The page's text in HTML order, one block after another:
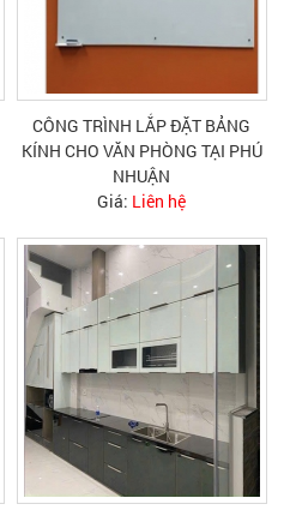
CÔNG TRÌNH LẮP ĐẶT BẢNG
KÍNH CHO VĂN PHÒNG TẠI PHÚ
NHUẬN
Giá: Liên hệ